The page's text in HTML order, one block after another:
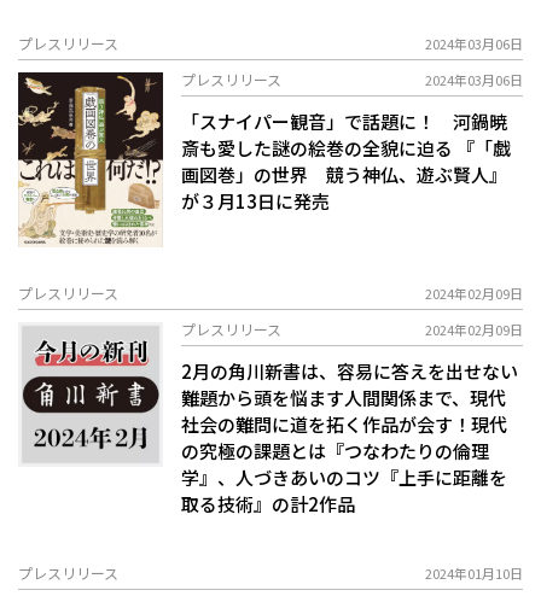
プレスリリース 2024年03月06日
プレスリリース 2024年03月06日
「スナイパー観音」で話題に！ 河鍋暁
斎も愛した謎の絵巻の全貌に迫る 『「戯
画図巻」の世界 競う神仏、遊ぶ賢人』
が３月13日に発売
プレスリリース 2024年02月09日
プレスリリース 2024年02月09日
2月の角川新書は、容易に答えを出せない
難題から頭を悩ます人間関係まで、現代
社会の難問に道を拓く作品が会す！現代
の究極の課題とは『つなわたりの倫理
学』、人づきあいのコツ『上手に距離を
取る技術』の計2作品
プレスリリース 2024年01月10日